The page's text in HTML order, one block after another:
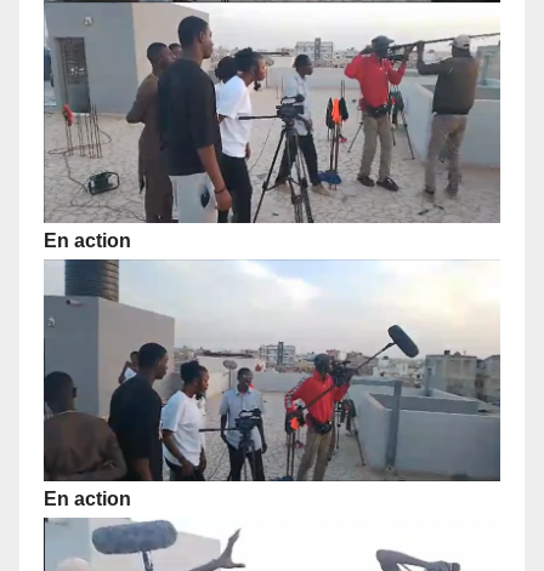
En action
En action